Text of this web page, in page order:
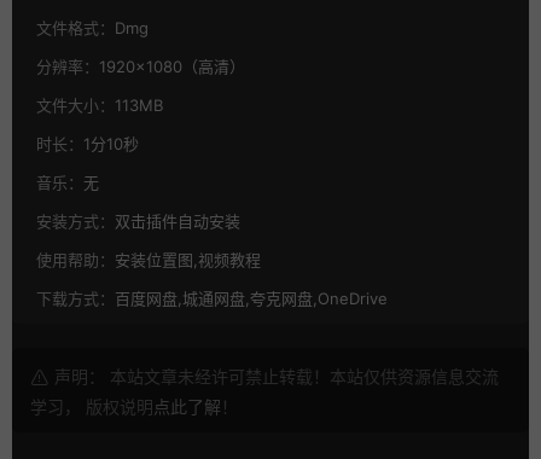
文件格式： Dmg
分辨率： 1920×1080（高清）
文件大小： 113MB
时长： 1分10秒
音乐： 无
安装方式： 双击插件自动安装
使用帮助： 安装位置图,视频教程
下载方式： 百度网盘,城通网盘,夸克网盘,OneDrive
声明： 本站文章未经许可禁止转载！本站仅供资源信息交流
学习， 版权说明点此了解 ！